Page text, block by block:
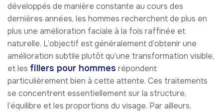
développés de manière constante au cours des
dernières années, les hommes recherchent de plus en
plus une amélioration faciale à la fois raffinée et
naturelle. L’objectif est généralement d’obtenir une
amélioration subtile plutôt qu’une transformation visible,
et les fillers pour hommes répondent
particulièrement bien à cette attente. Ces traitements
se concentrent essentiellement sur la structure,
l’équilibre et les proportions du visage. Par ailleurs,